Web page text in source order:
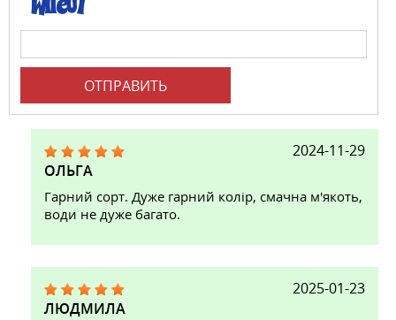
ОТПРАВИТЬ
2024-11-29
ОЛЬГА
Гарний сорт. Дуже гарний колір, смачна м'якоть,
води не дуже багато.
2025-01-23
ЛЮДМИЛА